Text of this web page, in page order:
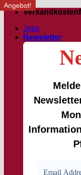
Passer
contenuJobs
Newsletter
Angebot!
Angebot!